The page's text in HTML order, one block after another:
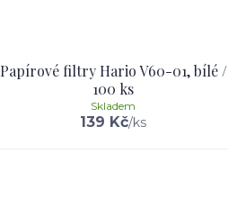
Papírové filtry Hario V60-01, bílé /
100 ks
139 Kč/ks
Skladem